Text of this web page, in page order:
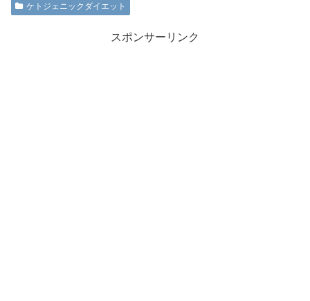
ケトジェニックダイエット
スポンサーリンク